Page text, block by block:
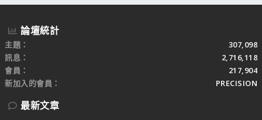
論壇統計
主題
307,098
訊息
2,716,118
會員
217,904
新加入的會員
PRECISION
最新文章